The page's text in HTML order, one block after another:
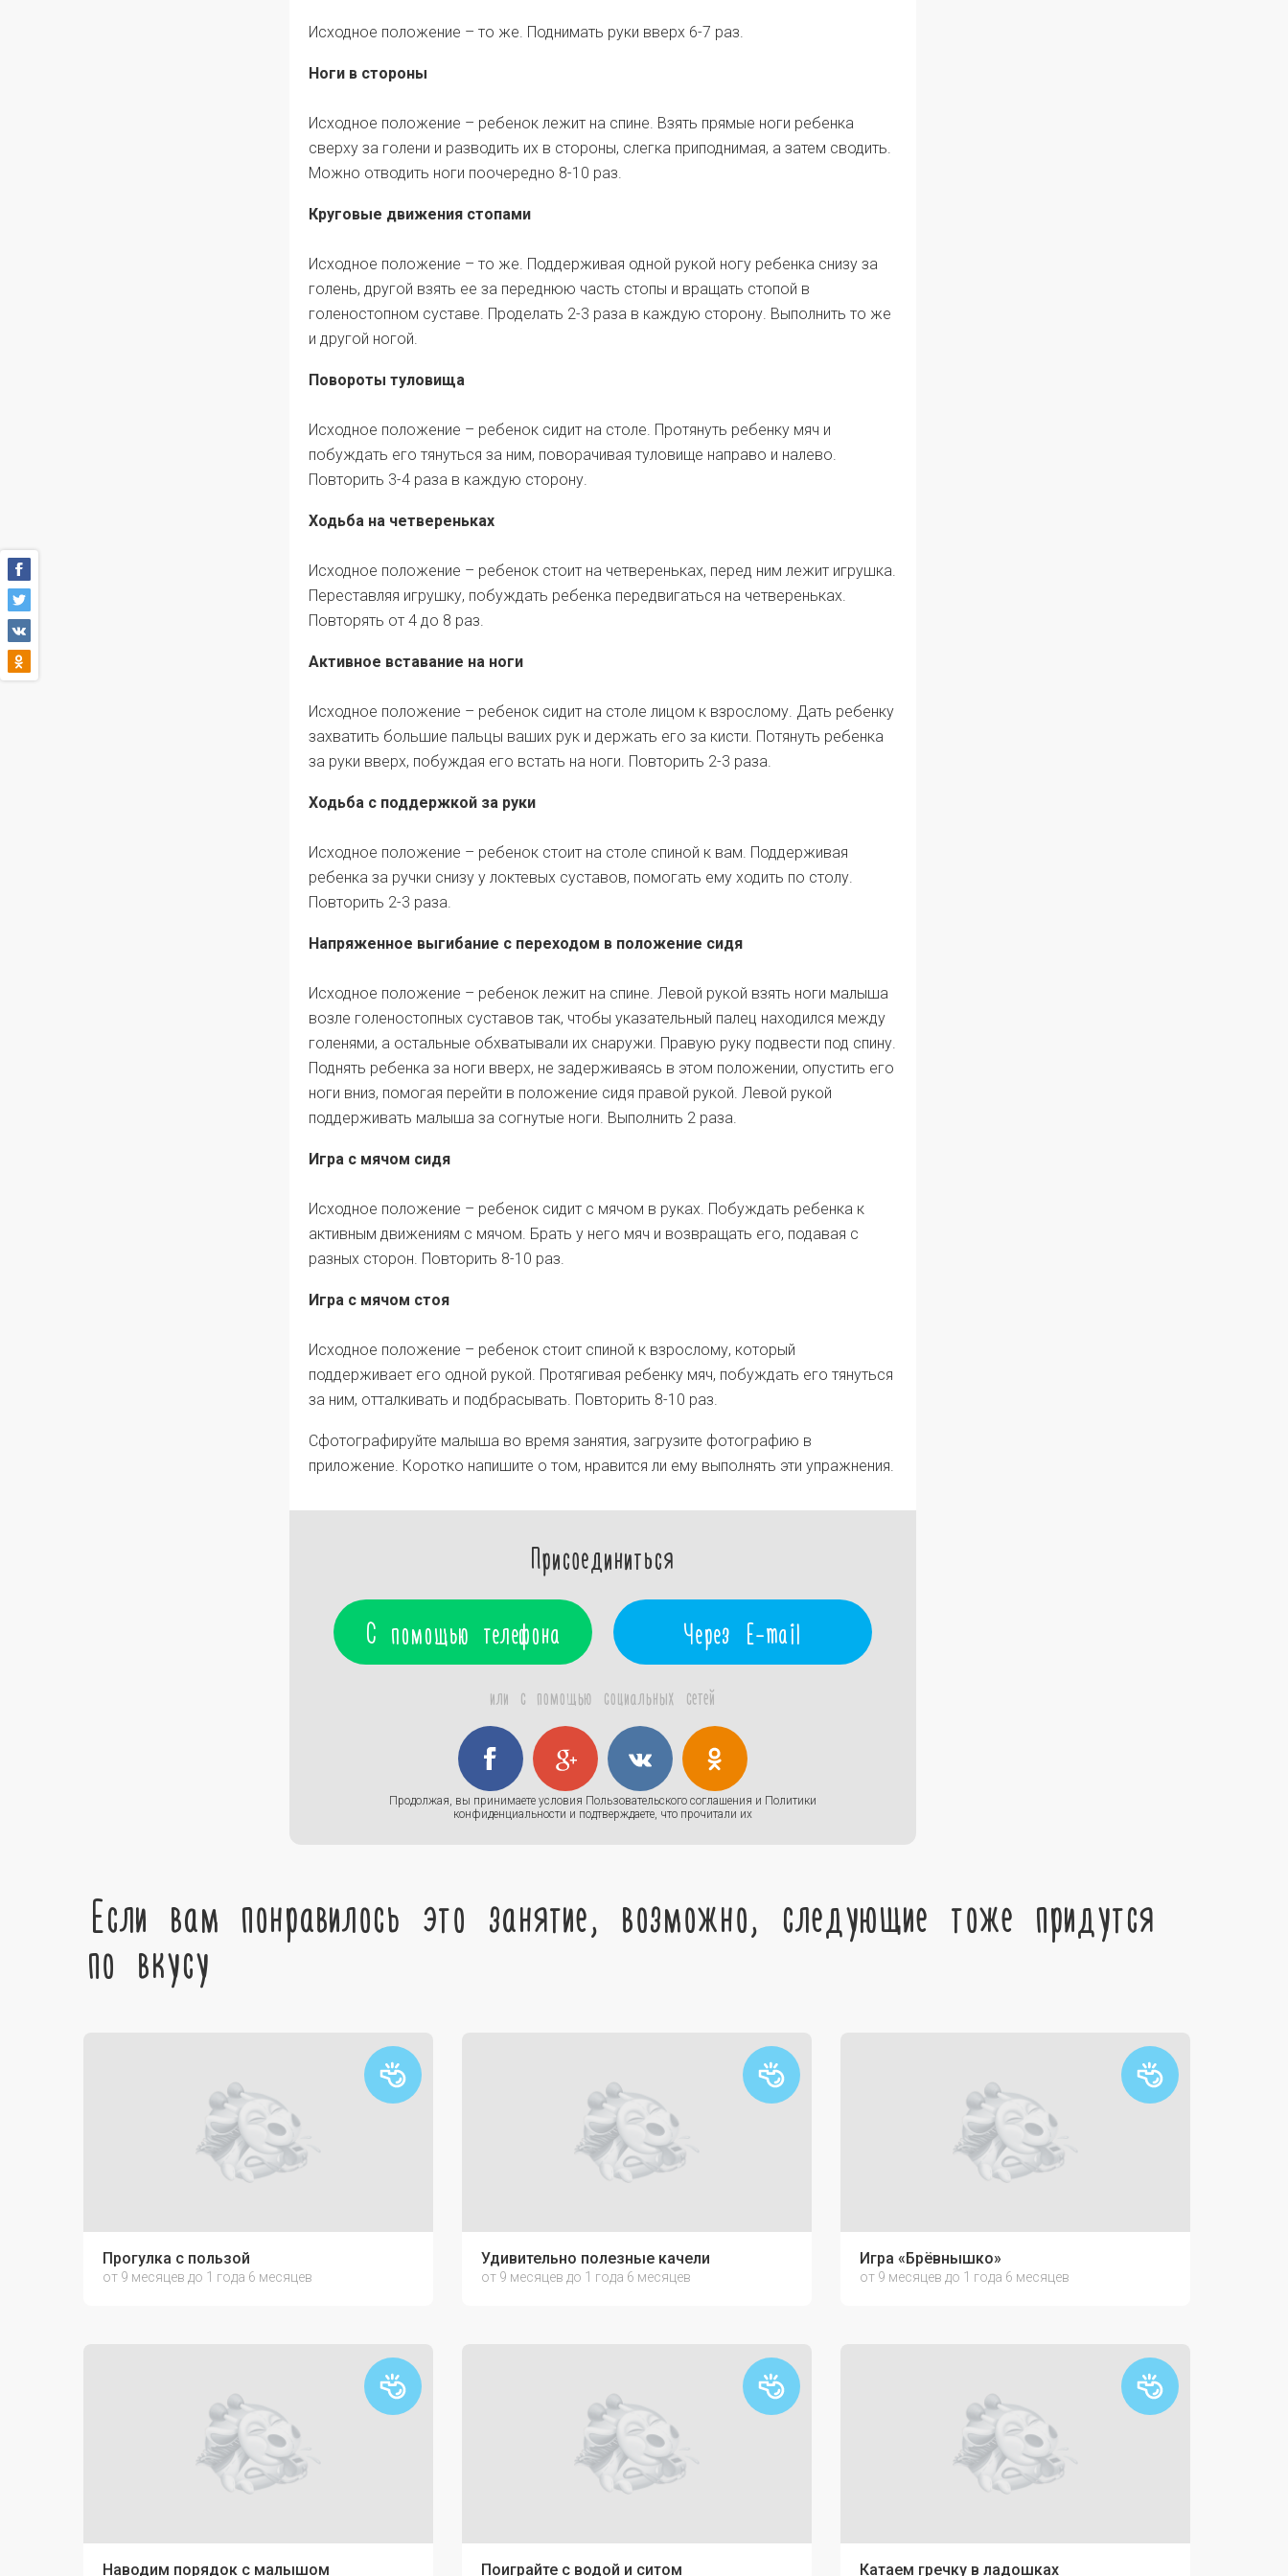
Исходное положение – то же. Поднимать руки вверх 6-7 раз.
Ноги в стороны
Исходное положение – ребенок лежит на спине. Взять прямые ноги ребенка
сверху за голени и разводить их в стороны, слегка приподнимая, а затем сводить.
Можно отводить ноги поочередно 8-10 раз.
Круговые движения стопами
Исходное положение – то же. Поддерживая одной рукой ногу ребенка снизу за
голень, другой взять ее за переднюю часть стопы и вращать стопой в
голеностопном суставе. Проделать 2-3 раза в каждую сторону. Выполнить то же
и другой ногой.
Повороты туловища
Исходное положение – ребенок сидит на столе. Протянуть ребенку мяч и
побуждать его тянуться за ним, поворачивая туловище направо и налево.
Повторить 3-4 раза в каждую сторону.
Ходьба на четвереньках
Исходное положение – ребенок стоит на четвереньках, перед ним лежит игрушка.
Переставляя игрушку, побуждать ребенка передвигаться на четвереньках.
Повторять от 4 до 8 раз.
Активное вставание на ноги
Исходное положение – ребенок сидит на столе лицом к взрослому. Дать ребенку
захватить большие пальцы ваших рук и держать его за кисти. Потянуть ребенка
за руки вверх, побуждая его встать на ноги. Повторить 2-3 раза.
Ходьба с поддержкой за руки
Исходное положение – ребенок стоит на столе спиной к вам. Поддерживая
ребенка за ручки снизу у локтевых суставов, помогать ему ходить по столу.
Повторить 2-3 раза.
Напряженное выгибание с переходом в положение сидя
Исходное положение – ребенок лежит на спине. Левой рукой взять ноги малыша
возле голеностопных суставов так, чтобы указательный палец находился между
голенями, а остальные обхватывали их снаружи. Правую руку подвести под спину.
Поднять ребенка за ноги вверх, не задерживаясь в этом положении, опустить его
ноги вниз, помогая перейти в положение сидя правой рукой. Левой рукой
поддерживать малыша за согнутые ноги. Выполнить 2 раза.
Игра с мячом сидя
Исходное положение – ребенок сидит с мячом в руках. Побуждать ребенка к
активным движениям с мячом. Брать у него мяч и возвращать его, подавая с
разных сторон. Повторить 8-10 раз.
Игра с мячом стоя
Исходное положение – ребенок стоит спиной к взрослому, который
поддерживает его одной рукой. Протягивая ребенку мяч, побуждать его тянуться
за ним, отталкивать и подбрасывать. Повторить 8-10 раз.
Сфотографируйте малыша во время занятия, загрузите фотографию в
приложение. Коротко напишите о том, нравится ли ему выполнять эти упражнения.
Присоединиться
С помощью телефона Через E-mail
или с помощью социальных сетей
Продолжая, вы принимаете условия Пользовательского соглашения и Политики
конфиденциальности и подтверждаете, что прочитали их
Если вам понравилось это занятие, возможно, следующие тоже придутся
по вкусу
Прогулка с пользой
от 9 месяцев до 1 года 6 месяцев
Удивительно полезные качели
от 9 месяцев до 1 года 6 месяцев
Игра «Брёвнышко»
от 9 месяцев до 1 года 6 месяцев
Наводим порядок с малышом Поиграйте с водой и ситом Катаем гречку в ладошках